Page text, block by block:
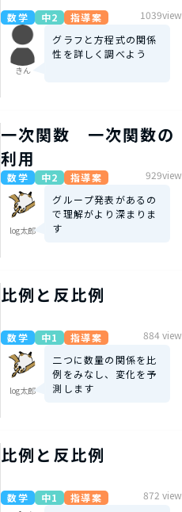
数学 中2 指導案 1039view
きん
グラフと方程式の関係
性を詳しく調べよう
一次関数 一次関数の
利用
数学 中2 指導案 929view
log太郎
グループ発表があるの
で理解がより深まりま
す
比例と反比例
数学 中1 指導案 884 view
log太郎
二つに数量の関係を比
例をみなし、変化を予
測します
比例と反比例
数学 中1 指導案 872 view